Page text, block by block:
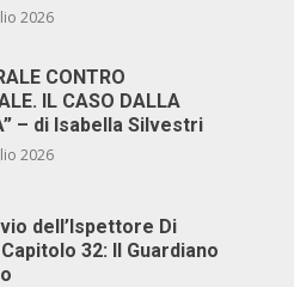
2026
CONTRO
IL CASO DALLA
– di Isabella Silvestri
2026
dell’Ispettore Di
32: Il Guardiano